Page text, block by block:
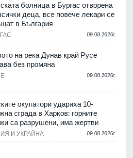
болница в Бургас отворена
деца, все повече лекари се
в България
09.08.2026г.
на река Дунав край Русе
без промяна
09.08.2026г.
окупатори удариха 10-
сграда в Харков: горните
са разрушени, има жертви
И УКРАЙНА 09.08.2026г.